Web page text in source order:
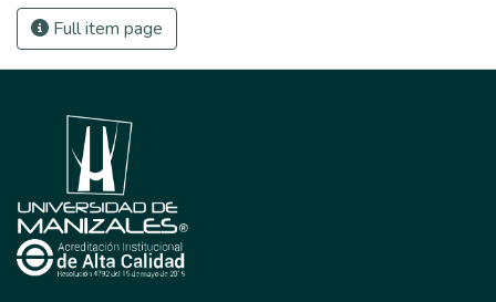
Full item page